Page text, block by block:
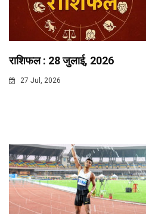
राशिफल : 28 जुलाई, 2026
27 Jul, 2026